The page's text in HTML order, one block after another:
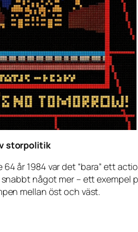
storpolitik
år 1984 var det “bara” ett
något mer – ett exempel
mellan öst och väst.